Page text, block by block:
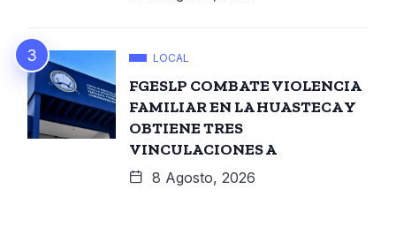
LOCAL
FGESLP COMBATE VIOLENCIA
FAMILIAR EN LA HUASTECA Y
OBTIENE TRES
VINCULACIONES A
8 Agosto, 2026